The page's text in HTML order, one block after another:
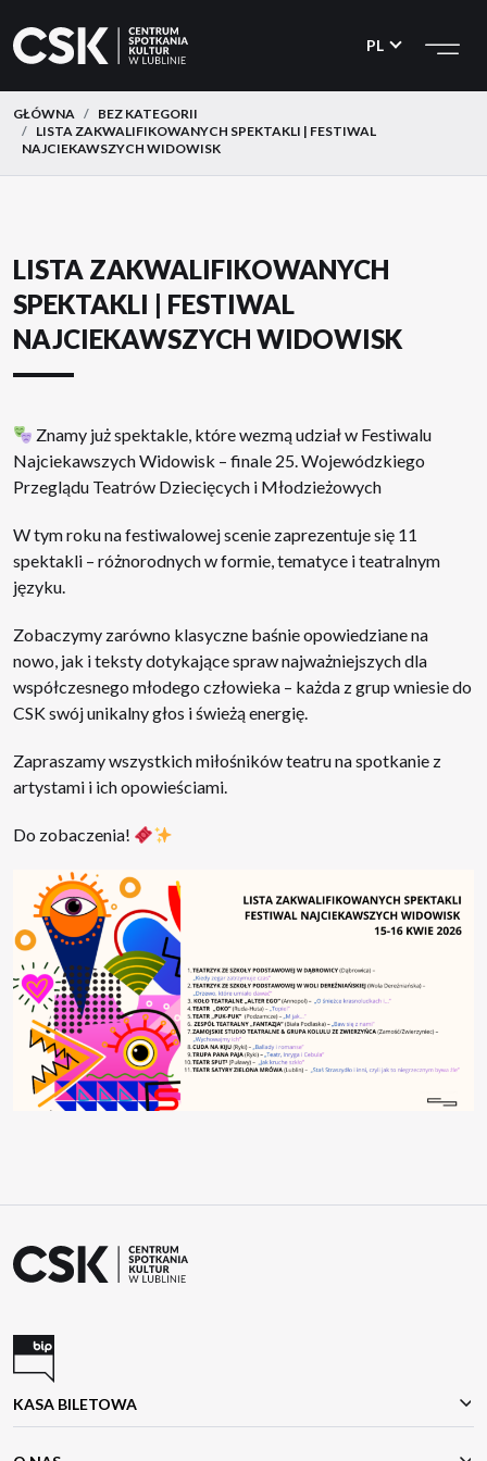
CSK
do
menu
do
treści
PL
GŁÓWNA
BEZ KATEGORII
LISTA ZAKWALIFIKOWANYCH SPEKTAKLI | FESTIWAL
NAJCIEKAWSZYCH WIDOWISK
LISTA ZAKWALIFIKOWANYCH
SPEKTAKLI | FESTIWAL
NAJCIEKAWSZYCH WIDOWISK
Znamy już spektakle, które wezmą udział w Festiwalu
Najciekawszych Widowisk – finale 25. Wojewódzkiego
Przeglądu Teatrów Dziecięcych i Młodzieżowych
W tym roku na festiwalowej scenie zaprezentuje się 11
spektakli – różnorodnych w formie, tematyce i teatralnym
języku.
Zobaczymy zarówno klasyczne baśnie opowiedziane na
nowo, jak i teksty dotykające spraw najważniejszych dla
współczesnego młodego człowieka – każda z grup wniesie do
CSK swój unikalny głos i świeżą energię.
Zapraszamy wszystkich miłośników teatru na spotkanie z
artystami i ich opowieściami.
Do zobaczenia!
KASA BILETOWA